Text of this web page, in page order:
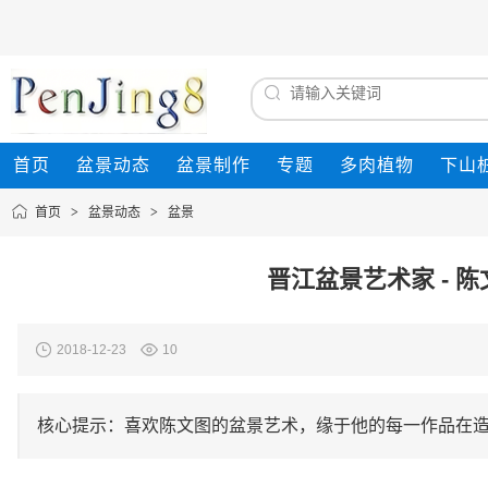
首页 盆景动态 盆景制作 专题 多肉植物 下山
首页 > 盆景动态 > 盆景
晋江盆景艺术家 -
2018-12-23 10
核心提示：喜欢陈文图的盆景艺术，缘于他的每一作品在